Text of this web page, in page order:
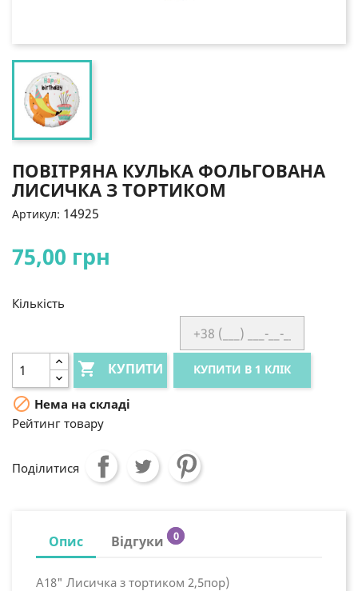
ПОВІТРЯНА КУЛЬКА ФОЛЬГОВАНА
ЛИСИЧКА З ТОРТИКОМ
Артикул: 14925
75,00 грн
Кількість
 КУПИТИ КУПИТИ В 1 КЛІК
 Нема на складі
Рейтинг товару
Поділитися
Опис Відгуки 0
А18" Лисичка з тортиком 2,5пор)